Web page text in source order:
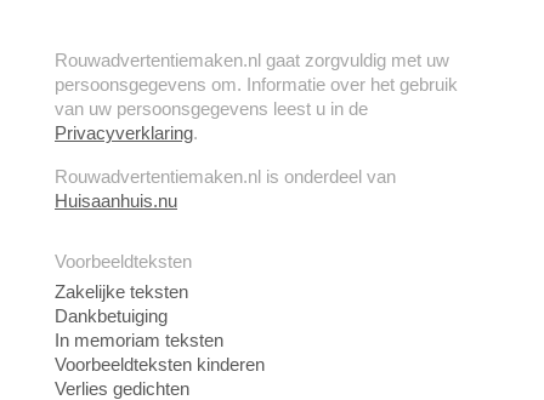
Rouwadvertentiemaken.nl gaat zorgvuldig met uw
persoonsgegevens om. Informatie over het gebruik
van uw persoonsgegevens leest u in de
Privacyverklaring.
Rouwadvertentiemaken.nl is onderdeel van
Huisaanhuis.nu
Voorbeeldteksten
Zakelijke teksten
Dankbetuiging
In memoriam teksten
Voorbeeldteksten kinderen
Verlies gedichten